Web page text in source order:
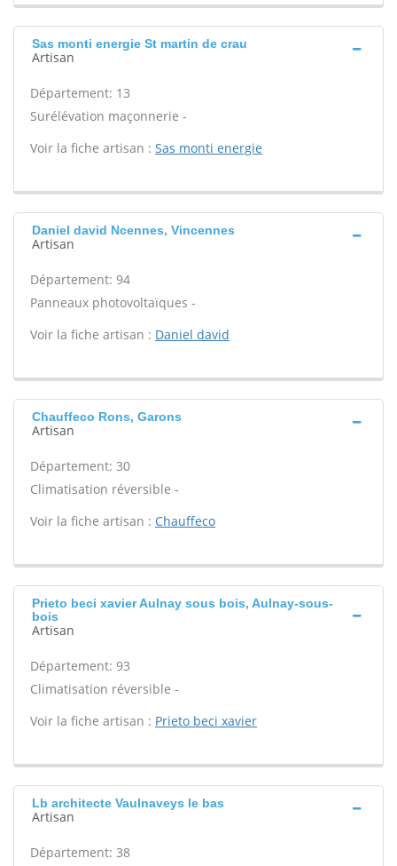
Sas monti energie St martin de crau
Artisan
Département: 13
Surélévation maçonnerie -
Voir la fiche artisan : Sas monti energie
Daniel david Ncennes, Vincennes
Artisan
Département: 94
Panneaux photovoltaïques -
Voir la fiche artisan : Daniel david
Chauffeco Rons, Garons
Artisan
Département: 30
Climatisation réversible -
Voir la fiche artisan : Chauffeco
Prieto beci xavier Aulnay sous bois, Aulnay-sous-
bois
Artisan
Département: 93
Climatisation réversible -
Voir la fiche artisan : Prieto beci xavier
Lb architecte Vaulnaveys le bas
Artisan
Département: 38